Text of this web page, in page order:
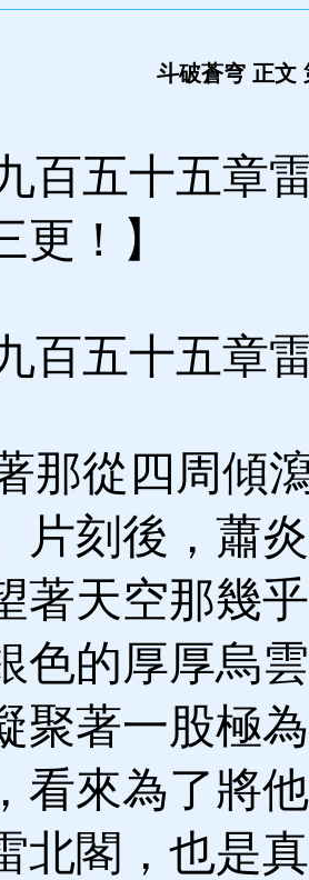
斗破蒼穹 正文
百五十五章
更！】
百五十五章
那從四周傾
片刻後，蕭
著天空那幾
色的厚厚烏
聚著一股極
看來為了將
北閣，也是